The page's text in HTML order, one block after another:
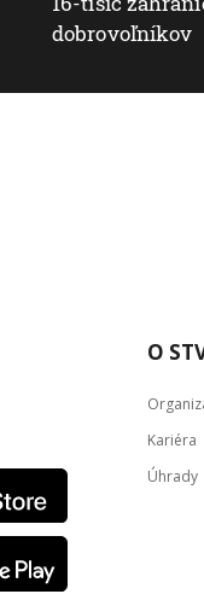
dobrovoľníkov
O
Kariéra
Úhrady